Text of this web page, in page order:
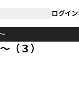
ログイン
～（３）